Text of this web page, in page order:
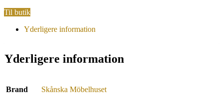
Til butik
Yderligere information
Yderligere information
Brand Skånska Möbelhuset